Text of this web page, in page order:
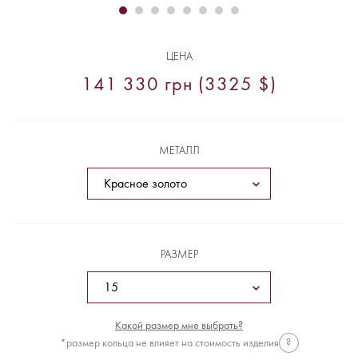
ЦЕНА
141 330 грн (3325 $)
МЕТАЛЛ
РАЗМЕР
Какой размер мне выбрать?
*размер кольца не влияет на стоимость изделия
?